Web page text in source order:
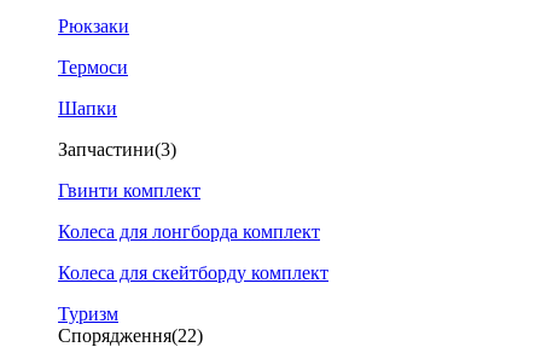
Рюкзаки
Термоси
Шапки
Запчастини(3)
Гвинти комплект
Колеса для лонгборда комплект
Колеса для скейтборду комплект
Туризм
Спорядження(22)